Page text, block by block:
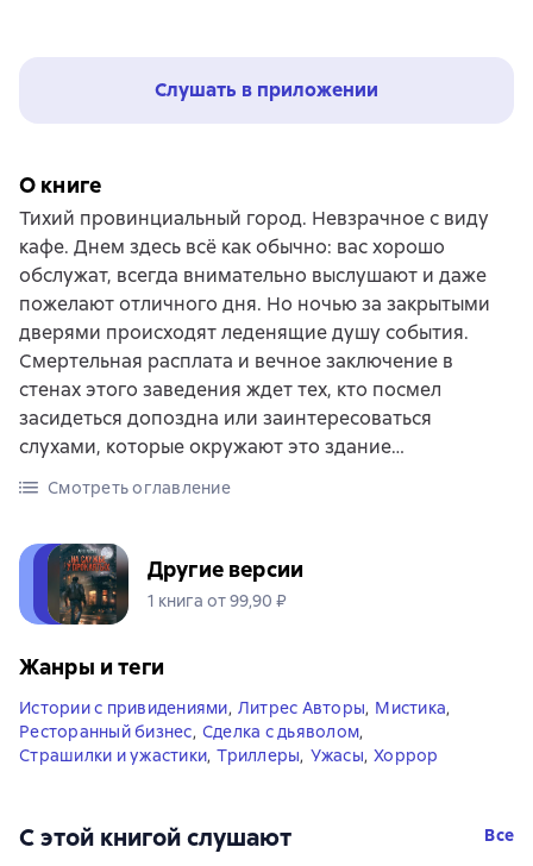
Слушать в приложении
О книге
Тихий провинциальный город. Невзрачное с виду
кафе. Днем здесь всё как обычно: вас хорошо
обслужат, всегда внимательно выслушают и даже
пожелают отличного дня. Но ночью за закрытыми
дверями происходят леденящие душу события.
Смертельная расплата и вечное заключение в
стенах этого заведения ждет тех, кто посмел
засидеться допоздна или заинтересоваться
слухами, которые окружают это здание…
Смотреть оглавление
Другие версии
1 книга от 99,90 ₽
Жанры и теги
Истории с привидениями, Литрес Авторы, Мистика,
Ресторанный бизнес, Сделка с дьяволом,
Страшилки и ужастики, Триллеры, Ужасы, Хоррор
С этой книгой слушают Все